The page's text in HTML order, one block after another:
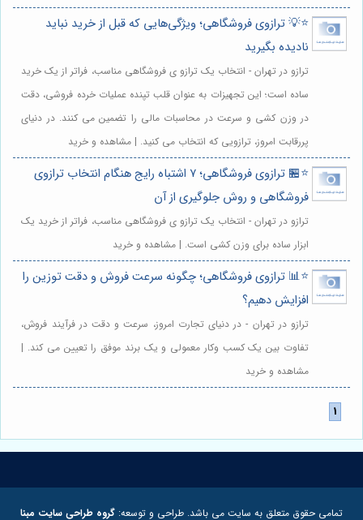
⭐️💡 ترازوی فروشگاهی؛ ویژگی‌هایی که قبل از خرید نباید
نادیده بگیرید
ترازو در تهران - انتخاب یک ترازو ی فروشگاهی مناسب، فراتر از یک خرید
ساده است؛ این تجهیزات به عنوان قلب تپنده عملیات خرده فروشی، دقت
در وزن کشی و سرعت در محاسبات مالی را تضمین می کنند. در دنیای
پررقابت امروز، ترازویی که انتخاب می کنید. | مشاهده و خرید
⭐️🏪 ترازوی فروشگاهی؛ ۷ اشتباه رایج هنگام انتخاب ترازوی
فروشگاهی و روش جلوگیری از آن
ترازو در تهران - انتخاب یک ترازو ی فروشگاهی مناسب، فراتر از خرید یک
ابزار ساده برای وزن کشی است. | مشاهده و خرید
⭐️📊 ترازوی فروشگاهی؛ چگونه سرعت فروش و دقت توزین را
افزایش دهیم؟
ترازو در تهران - در دنیای تجارت امروز، سرعت و دقت در فرآیند فروش،
تفاوت بین یک کسب وکار معمولی و یک برند موفق را تعیین می کند. |
مشاهده و خرید
تمامی حقوق متعلق به سایت می باشد. طراحی و توسعه: گروه طراحی سایت مبنا